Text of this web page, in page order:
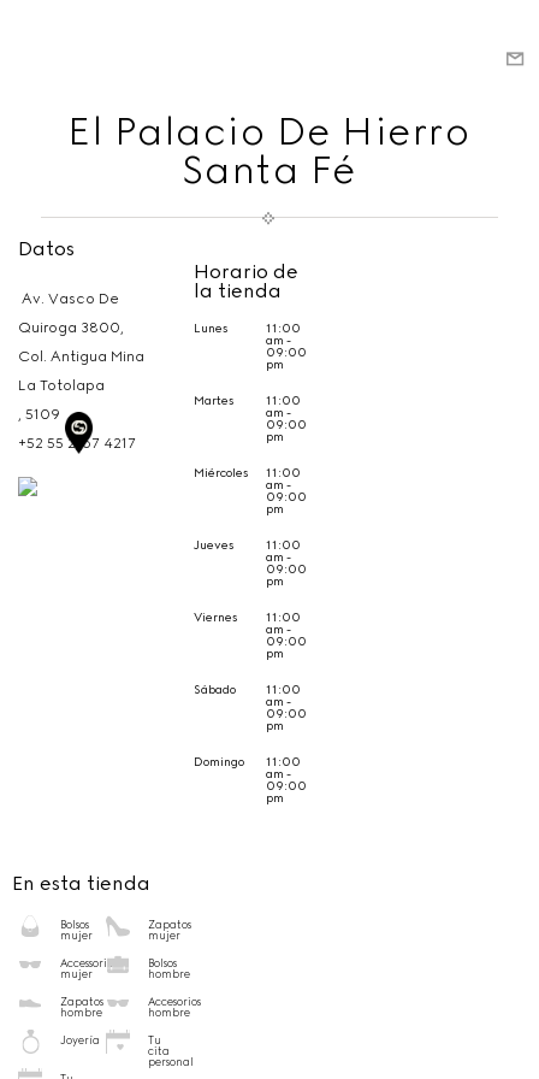
El Palacio De Hierro
Santa Fé
Datos
Av. Vasco De
Quiroga 3800,
Col. Antigua Mina
La Totolapa
, 5109
+52 55 2167 4217
Horario de
la tienda
Lunes 11:00
am -
09:00
pm
Martes 11:00
am -
09:00
pm
Miércoles 11:00
am -
09:00
pm
Jueves 11:00
am -
09:00
pm
Viernes 11:00
am -
09:00
pm
Sábado 11:00
am -
09:00
pm
Domingo 11:00
am -
09:00
pm
En esta tienda
Bolsos
mujer
Zapatos
mujer
Accessorios
mujer
Bolsos
hombre
Zapatos
hombre
Accesorios
hombre
Joyería
Tu
cita
personal